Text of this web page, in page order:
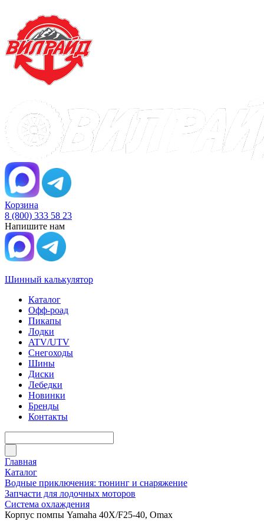
Корзина
8 (800) 333 58 23
Напишите нам
Шинный калькулятор
Каталог
Офф-роад
Пикапы
Лодки
ATV/UTV
Снегоходы
Шины
Диски
Лебедки
Новинки
Бренды
Контакты
Главная
Каталог
Водные приключения: тюнинг и снаряжение
Запчасти для лодочных моторов
Система охлаждения
Корпус помпы Yamaha 40X/F25-40, Omax